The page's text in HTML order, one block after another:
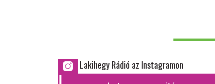
Lakihegy Rádió az Instagramon